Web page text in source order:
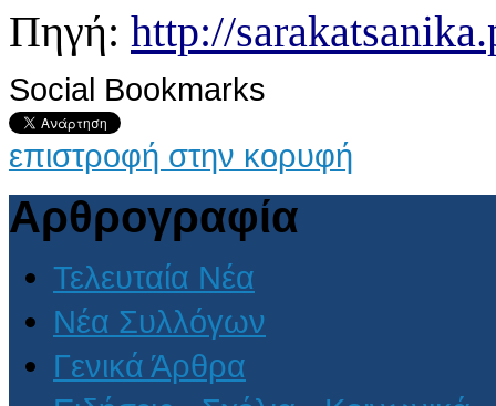
Πηγή: http://
Social Bookmarks
επιστροφή στην κορυφή
Αρθρογραφία
Τελευταία Νέα
Νέα Συλλόγων
Γενικά Άρθρα